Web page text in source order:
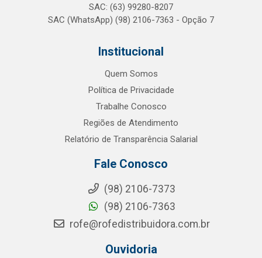
SAC: (63) 99280-8207
SAC (WhatsApp) (98) 2106-7363 - Opção 7
Institucional
Quem Somos
Política de Privacidade
Trabalhe Conosco
Regiões de Atendimento
Relatório de Transparência Salarial
Fale Conosco
(98) 2106-7373
(98) 2106-7363
rofe@rofedistribuidora.com.br
Ouvidoria